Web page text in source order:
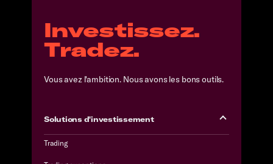
Investissez.
Tradez.
Vous avez l'ambition. Nous avons les bons outils.
Solutions d'investissement
Trading